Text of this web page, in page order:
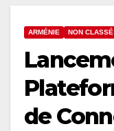
ARMÉNIE NON CLASSÉ
de